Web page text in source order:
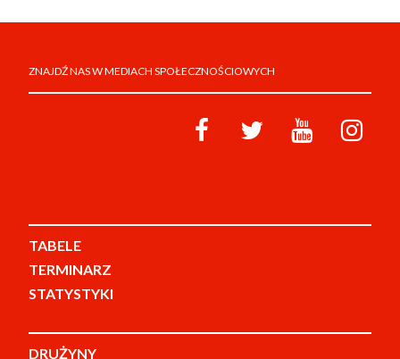
ZNAJDŹ NAS W MEDIACH SPOŁECZNOŚCIOWYCH
TABELE
TERMINARZ
STATYSTYKI
DRUŻYNY